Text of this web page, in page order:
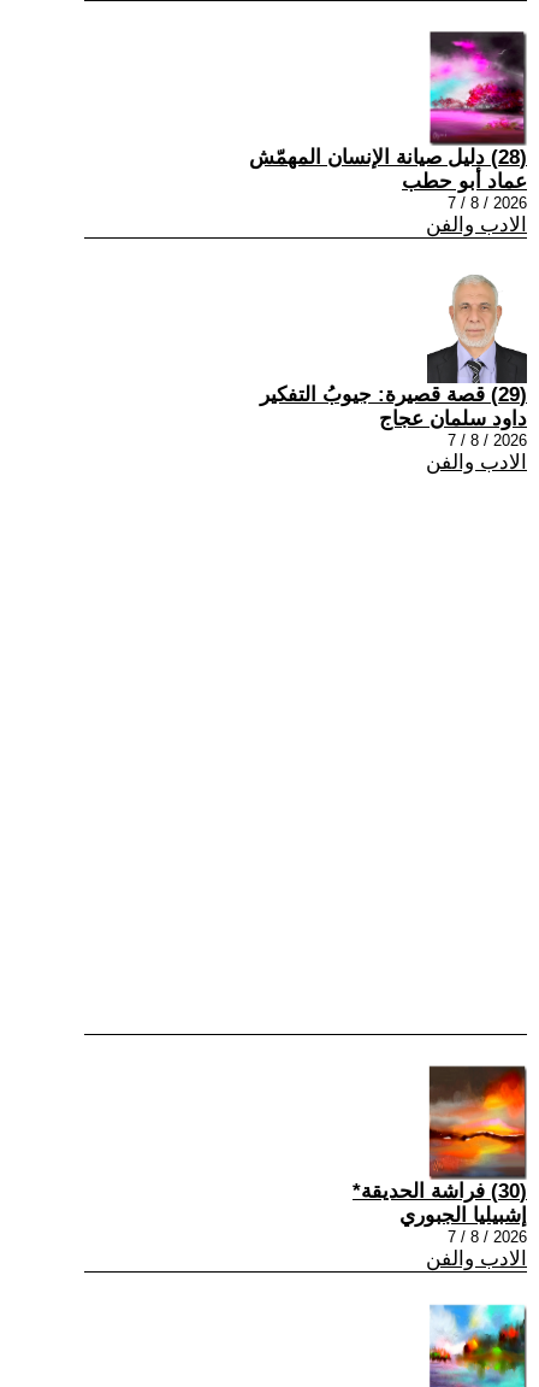
(28) دليل صيانة الإنسان المهمّش
عماد أبو حطب
2026 / 8 / 7
الادب والفن
(29) قصة قصيرة: جيوبُ التفكير
داود سلمان عجاج
2026 / 8 / 7
الادب والفن
(30) فراشة الحديقة*
إشبيليا الجبوري
2026 / 8 / 7
الادب والفن